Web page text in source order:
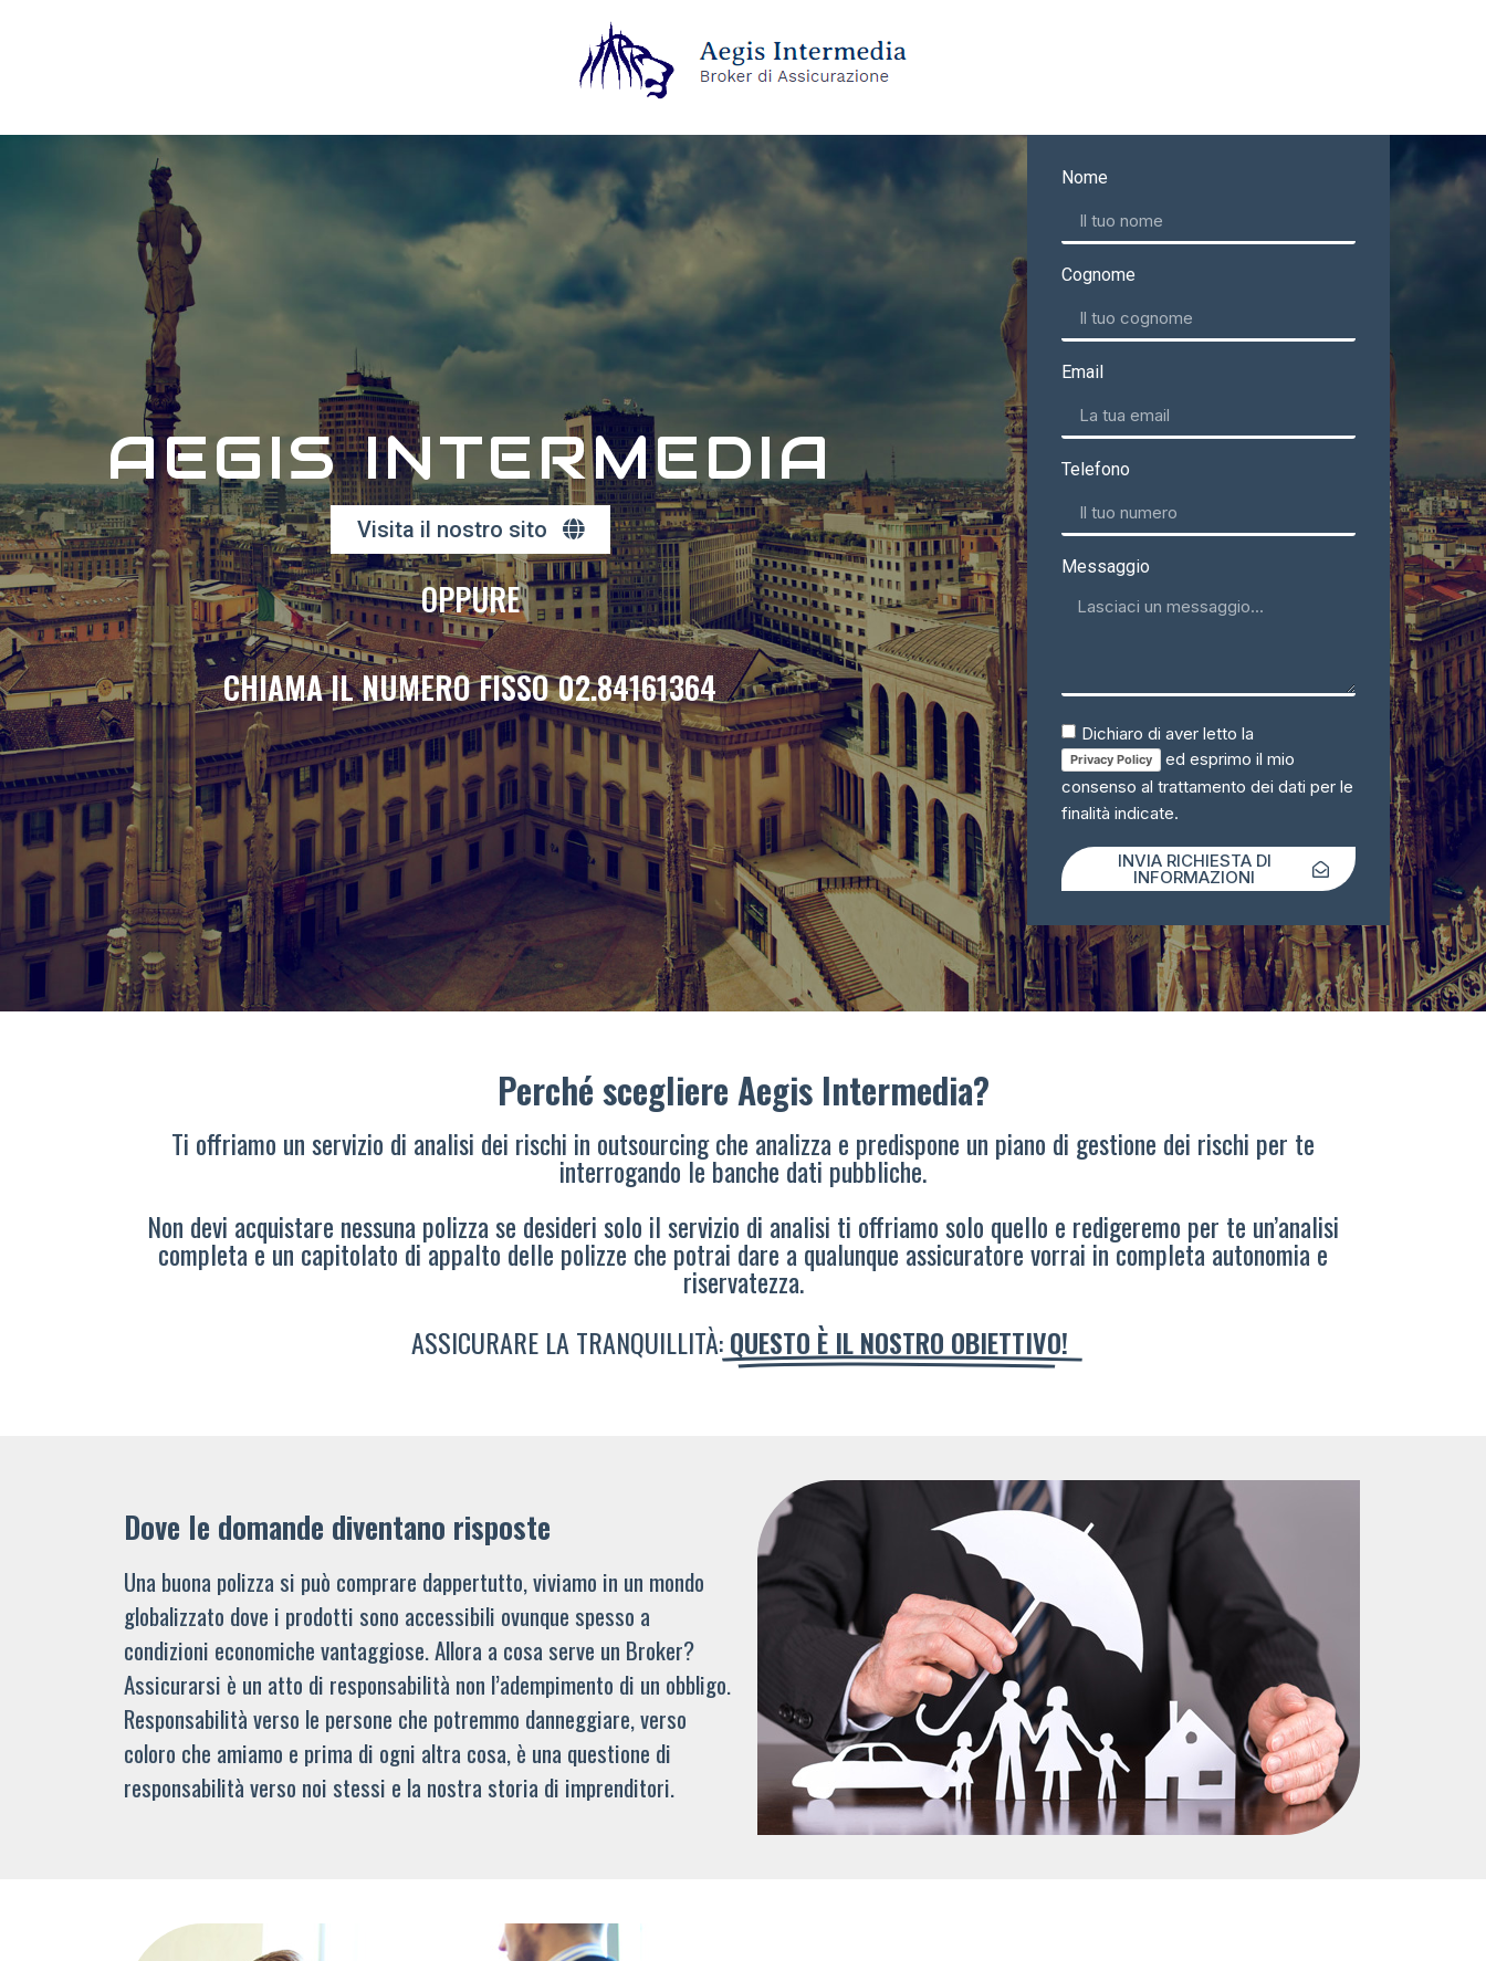
AEGIS INTERMEDIA
Visita il nostro sito
OPPURE
CHIAMA IL NUMERO FISSO 02.84161364
Nome
Cognome
Email
Telefono
Messaggio
Dichiaro di aver letto la
Privacy Policy
ed esprimo il mio
consenso al trattamento dei dati per le
finalità indicate.
INVIA RICHIESTA DI
INFORMAZIONI
Perché scegliere Aegis Intermedia?
Ti offriamo un servizio di analisi dei rischi in outsourcing che analizza e predispone un piano di gestione dei rischi per te
interrogando le banche dati pubbliche.
Non devi acquistare nessuna polizza se desideri solo il servizio di analisi ti offriamo solo quello e redigeremo per te un’analisi
completa e un capitolato di appalto delle polizze che potrai dare a qualunque assicuratore vorrai in completa autonomia e
riservatezza.
ASSICURARE LA TRANQUILLITÀ:QUESTO È IL NOSTRO OBIETTIVO!
Dove le domande diventano risposte
Una buona polizza si può comprare dappertutto, viviamo in un mondo
globalizzato dove i prodotti sono accessibili ovunque spesso a
condizioni economiche vantaggiose. Allora a cosa serve un Broker?
Assicurarsi è un atto di responsabilità non l’adempimento di un obbligo.
Responsabilità verso le persone che potremmo danneggiare, verso
coloro che amiamo e prima di ogni altra cosa, è una questione di
responsabilità verso noi stessi e la nostra storia di imprenditori.